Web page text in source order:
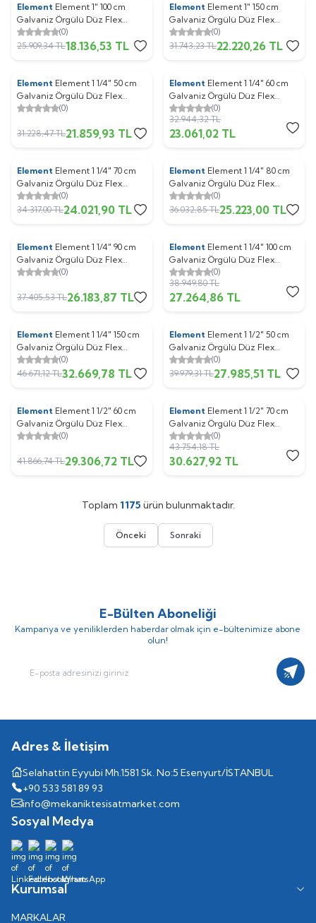
%30
Element Element 1" 100 cm
Galvaniz Örgülü Düz Flex
Hortum (1 koli : 30 adet )
(0)
25.909,34TL18.136,53 TL
%30
Element Element 1" 150 cm
Galvaniz Örgülü Düz Flex
Hortum (1 koli : 30 adet )
(0)
31.743,23TL22.220,26 TL
%30
Element Element 1 1/4" 50 cm
Galvaniz Örgülü Düz Flex
Hortum (1 koli : 30 adet )
(0)
31.228,47TL21.859,93 TL
%30
Element Element 1 1/4" 60 cm
Galvaniz Örgülü Düz Flex
Hortum (1 koli : 30 adet )
(0)
32.944,32TL
23.061,02 TL
%30
Element Element 1 1/4" 70 cm
Galvaniz Örgülü Düz Flex
Hortum (1 koli : 30 adet )
(0)
34.317,00TL24.021,90 TL
%30
Element Element 1 1/4" 80 cm
Galvaniz Örgülü Düz Flex
Hortum (1 koli : 30 adet )
(0)
36.032,85TL25.223,00 TL
%30
Element Element 1 1/4" 90 cm
Galvaniz Örgülü Düz Flex
Hortum (1 koli : 30 adet )
(0)
37.405,53TL26.183,87 TL
%30
Element Element 1 1/4" 100 cm
Galvaniz Örgülü Düz Flex
Hortum (1 koli : 30 adet )
(0)
38.949,80TL
27.264,86 TL
%30
Element Element 1 1/4" 150 cm
Galvaniz Örgülü Düz Flex
Hortum (1 koli : 30 adet )
(0)
46.671,12TL32.669,78 TL
%30
Element Element 1 1/2" 50 cm
Galvaniz Örgülü Düz Flex
Hortum (1 koli : 30 adet )
(0)
39.979,31TL27.985,51 TL
%30
Element Element 1 1/2" 60 cm
Galvaniz Örgülü Düz Flex
Hortum (1 koli : 30 adet )
(0)
41.866,74TL29.306,72 TL
%30
Element Element 1 1/2" 70 cm
Galvaniz Örgülü Düz Flex
Hortum (1 koli : 30 adet )
(0)
43.754,18TL
30.627,92 TL
Toplam 1175 ürün bulunmaktadır.
Önceki Sonraki
E-Bülten Aboneliği
Kampanya ve yeniliklerden haberdar olmak için e-bültenimize abone
olun!
Adres & İletişim
Selahattin Eyyubi Mh.1581 Sk. No:5 Esenyurt/İSTANBUL
+90 533 581 89 93
info@mekaniktesisatmarket.com
Sosyal Medya
Kurumsal
MARKALAR